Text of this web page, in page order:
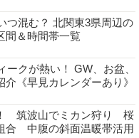
つ混む？ 北関東3県周辺の
間＆時間帯一覧
ークが熱い！ GW、お盆、
《早見カレンダーあり》
筑波山でミカン狩り 桜
合 中腹の斜面温暖帯活用